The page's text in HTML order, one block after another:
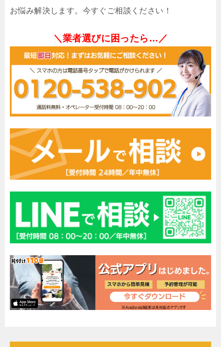
お悩み解決します。今すぐご相談ください！
＼業者選びに困ったら…／